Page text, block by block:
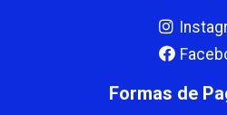
Formas de